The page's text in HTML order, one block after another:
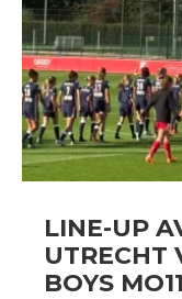
LINE-UP
UTRECHT
BOYS